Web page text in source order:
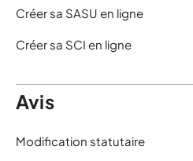
Créer sa SASU en ligne
Créer sa SCI en ligne
Avis
Modification statutaire